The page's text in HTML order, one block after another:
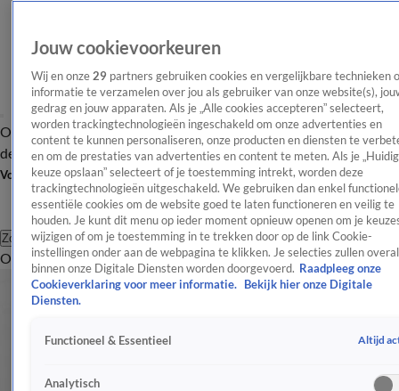
OverzichtAfleveringen Entertainment TV Algemeen
Tip
de redactieNieuwsbrief
Volg Shownieuws
Zoeken
OverzichtEntertainmentSpraakmakendRealityCrimeVideo's
Jouw cookievoorkeuren
Wij en onze 29 partners gebruiken cookies en vergelijkbare technieken
informatie te verzamelen over jou als gebruiker van onze website(s),
gedrag en jouw apparaten. Als je „Alle cookies accepteren” selecteert,
worden trackingtechnologieën ingeschakeld om onze advertenties en
content te kunnen personaliseren, onze producten en diensten te
en om de prestaties van advertenties en content te meten. Als je
keuze opslaan” selecteert of je toestemming intrekt, worden deze
trackingtechnologieën uitgeschakeld. We gebruiken dan enkel
essentiële cookies om de website goed te laten functioneren en veilig te
houden. Je kunt dit menu op ieder moment opnieuw openen om je
wijzigen of om je toestemming in te trekken door op de link Cookie-
instellingen onder aan de webpagina te klikken. Je selecties zullen overal
binnen onze Digitale Diensten worden doorgevoerd. Raadpleeg onze
Cookieverklaring voor meer informatie.
Bekijk hier onze Digitale
Diensten.
Functioneel & Essentieel Altijd
Analytisch